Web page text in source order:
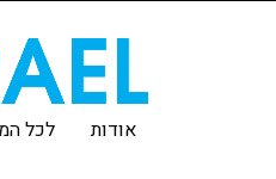
אודות לכל